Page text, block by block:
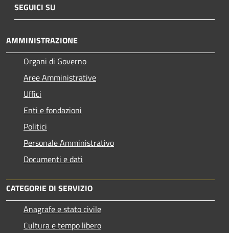
SEGUICI SU
AMMINISTRAZIONE
Organi di Governo
Aree Amministrative
Uffici
Enti e fondazioni
Politici
Personale Amministrativo
Documenti e dati
CATEGORIE DI SERVIZIO
Anagrafe e stato civile
Cultura e tempo libero